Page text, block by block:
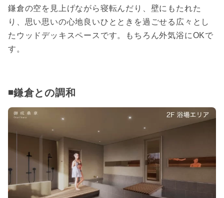
鎌倉の空を見上げながら寝転んだり、壁にもたれた
り、思い思いの心地良いひとときを過ごせる広々とし
たウッドデッキスペースです。もちろん外気浴にOKで
す。
◾️鎌倉との調和